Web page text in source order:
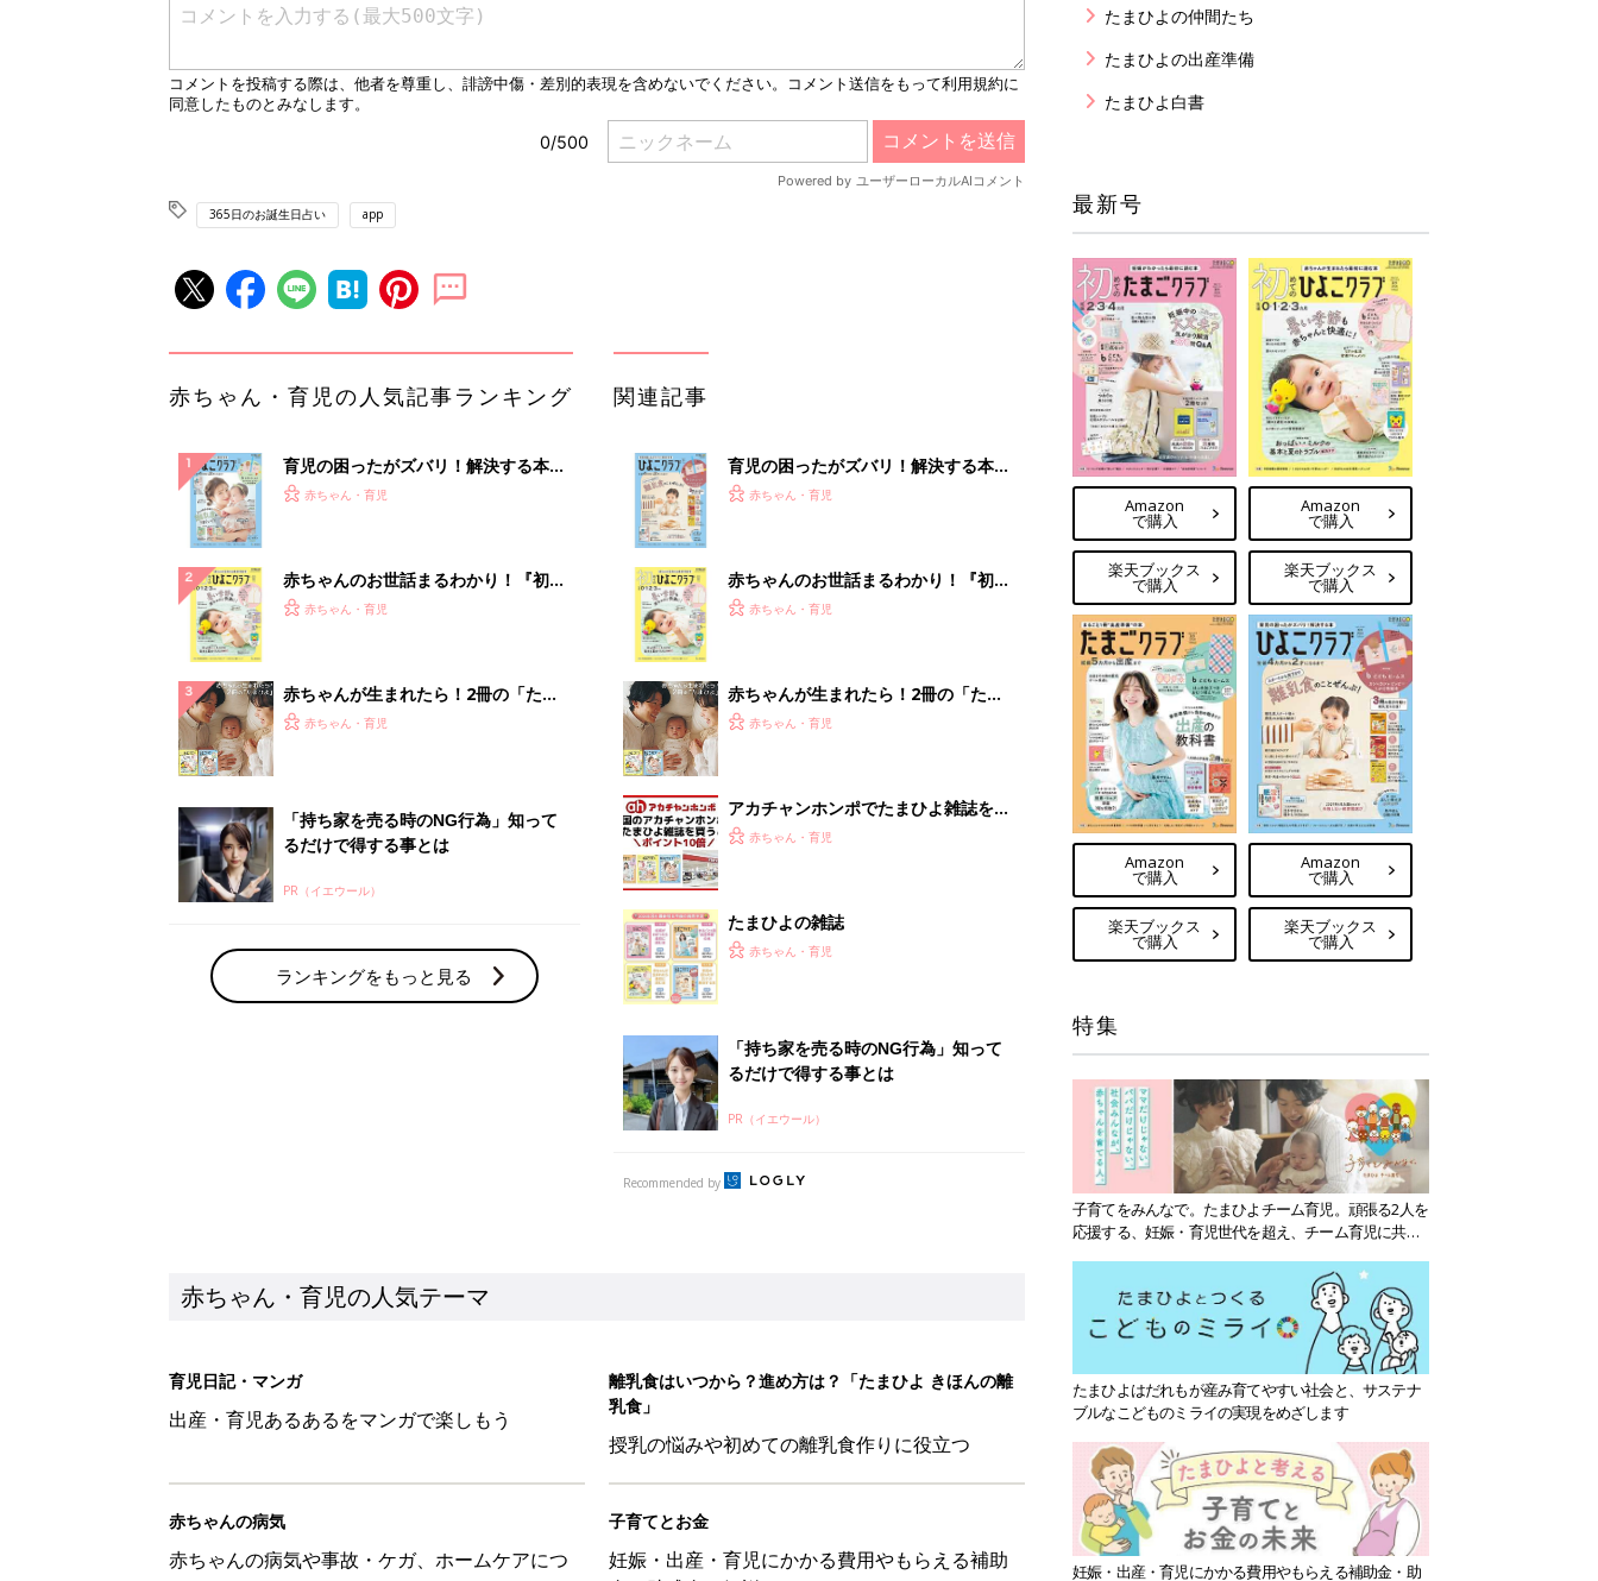
e
365日のお誕生日占い app
赤ちゃん・育児の人気記事ランキング
育児の困ったがズバリ！解決する本
『ひよこクラブ 夏号』 4カ月～2才
赤ちゃん・育児
赤ちゃんのお世話まるわかり！『初め
てのひよこクラブ 夏号』〈巻頭大特
赤ちゃん・育児
赤ちゃんが生まれたら！2冊の「たま
ひよ」
赤ちゃん・育児
「持ち家を売る時のNG行為」知って
るだけで得する事とは
PR（イエウール）
ランキングをもっと見る
関連記事
育児の困ったがズバリ！解決する本
『ひよこクラブ 秋号』 4カ月～2才
赤ちゃん・育児
赤ちゃんのお世話まるわかり！『初め
てのひよこクラブ 夏号』〈巻頭大特
赤ちゃん・育児
赤ちゃんが生まれたら！2冊の「たま
ひよ」
赤ちゃん・育児
アカチャンホンポでたまひよ雑誌を買
うとポイント10倍【期間限定】
赤ちゃん・育児
たまひよの雑誌
赤ちゃん・育児
「持ち家を売る時のNG行為」知って
るだけで得する事とは
PR（イエウール）
Recommended by
赤ちゃん・育児の人気テーマ
育児日記・マンガ
出産・育児あるあるをマンガで楽しもう
離乳食はいつから？進め方は？「たまひよ きほんの離
乳食」
授乳の悩みや初めての離乳食作りに役立つ
赤ちゃんの病気
赤ちゃんの病気や事故・ケガ、ホームケアにつ
子育てとお金
妊娠・出産・育児にかかる費用やもらえる補助
たまひよの仲間たち
たまひよの出産準備
たまひよ白書
最新号
Amazon
で購入
楽天ブックス
で購入
Amazon
で購入
楽天ブックス
で購入
Amazon
で購入
楽天ブックス
で購入
Amazon
で購入
楽天ブックス
で購入
特集
子育てをみんなで。たまひよチーム育児。頑張る2人を
応援する、妊娠・育児世代を超え、チーム育児に共感
たまひよはだれもが産み育てやすい社会と、サステナ
ブルなこどものミライの実現をめざします
妊娠・出産・育児にかかる費用やもらえる補助金・助